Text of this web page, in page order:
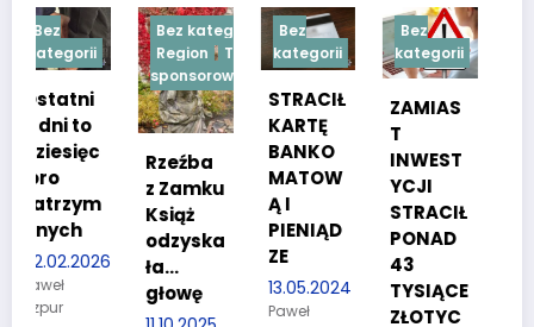
Bez kategorii
Region
Treść
sponsorowana
Rzeźba
z Zamku
Książ
odzyska
ła…
głowę
Bez
kategorii
STRACIŁ
KARTĘ
BANKO
MATOW
Ą I
PIENIĄD
ZE
13.05.2024
Bez
kategorii
ZAMIAS
T
INWEST
YCJI
PONAD
TYSIĄCE
ZŁOTYC
Bez
kategorii
TESTY
NOŚCIO
WE DLA
KANDYD
ATÓW
POLICJI
27.03.2024